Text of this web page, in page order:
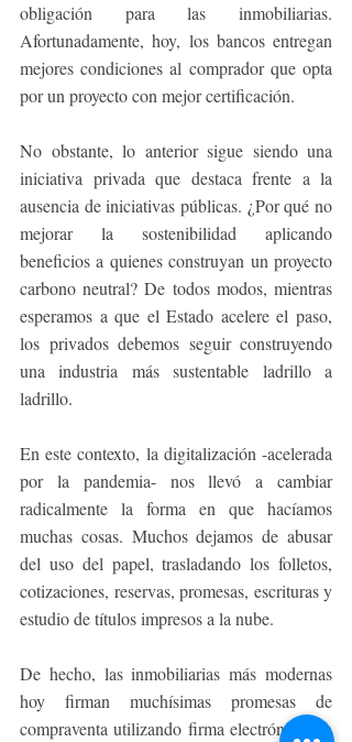
obligación para las inmobiliarias.
Afortunadamente, hoy, los bancos entregan
mejores condiciones al comprador que opta
por un proyecto con mejor certificación.
No obstante, lo anterior sigue siendo una
iniciativa privada que destaca frente a la
ausencia de iniciativas públicas. ¿Por qué no
mejorar la sostenibilidad aplicando
beneficios a quienes construyan un proyecto
carbono neutral? De todos modos, mientras
esperamos a que el Estado acelere el paso,
los privados debemos seguir construyendo
una industria más sustentable ladrillo a
ladrillo.
En este contexto, la digitalización -acelerada
por la pandemia- nos llevó a cambiar
radicalmente la forma en que hacíamos
muchas cosas. Muchos dejamos de abusar
del uso del papel, trasladando los folletos,
cotizaciones, reservas, promesas, escrituras y
estudio de títulos impresos a la nube.
De hecho, las inmobiliarias más modernas
hoy firman muchísimas promesas de
compraventa utilizando firma electrónica, un